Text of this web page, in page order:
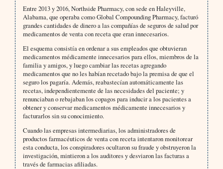
Entre 2013 y 2016, Northside Pharmacy, con sede en Haleyville,
Alabama, que operaba como Global Compounding Pharmacy, facturó
grandes cantidades de dinero a las compañías de seguros de salud por
medicamentos de venta con receta que eran innecesarios.
El esquema consistía en ordenar a sus empleados que obtuvieran
medicamentos médicamente innecesarios para ellos, miembros de la
familia y amigos, y luego cambiar las recetas agregando
medicamentos que no les habían recetado bajo la premisa de que el
seguro los pagaría. Además, reabastecían automáticamente las
recetas, independientemente de las necesidades del paciente; y
renunciaban o rebajaban los copagos para inducir a los pacientes a
obtener y conservar medicamentos médicamente innecesarios y
facturarlos sin su conocimiento.
Cuando las empresas intermediarias, los administradores de
productos farmacéuticos de venta con receta intentaron monitorear
esta conducta, los conspiradores ocultaron su fraude y obstruyeron la
investigación, mintieron a los auditores y desviaron las facturas a
través de farmacias afiliadas.